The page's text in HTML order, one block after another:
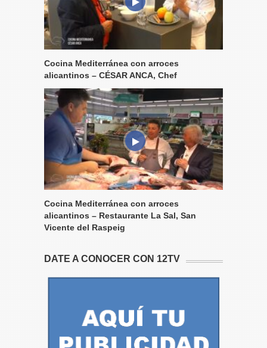
Cocina Mediterránea con arroces
alicantinos – CÉSAR ANCA, Chef
Cocina Mediterránea con arroces
alicantinos – Restaurante La Sal, San
Vicente del Raspeig
DATE A CONOCER CON 12TV